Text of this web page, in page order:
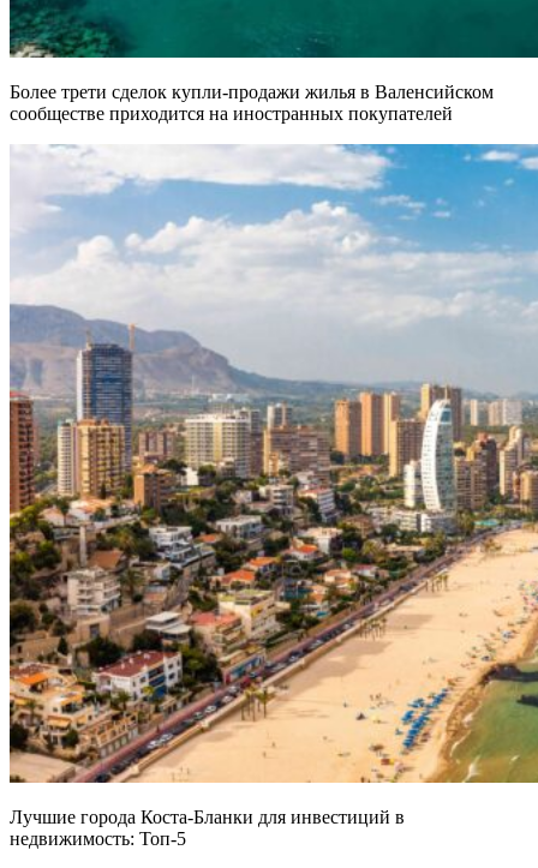
Более трети сделок купли-продажи жилья в Валенсийском
сообществе приходится на иностранных покупателей
Лучшие города Коста-Бланки для инвестиций в
недвижимость: Топ-5